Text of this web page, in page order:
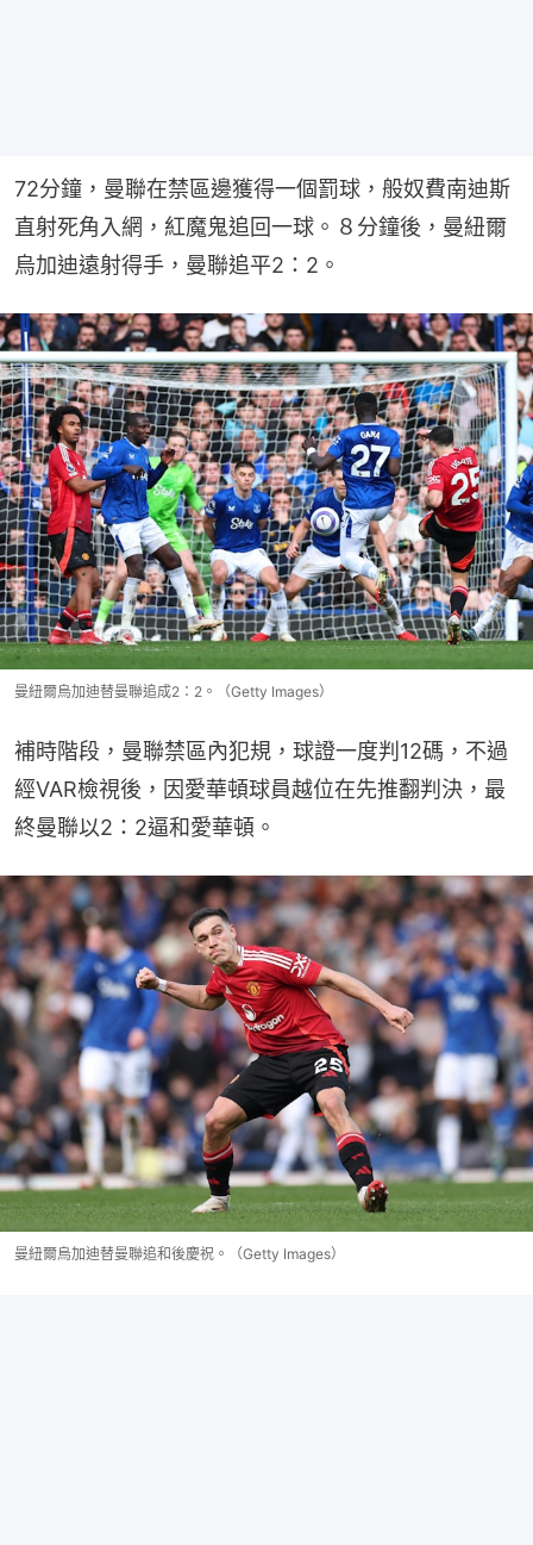
72分鐘，曼聯在禁區邊獲得一個罰球，般奴費南迪斯
直射死角入網，紅魔鬼追回一球。８分鐘後，曼紐爾
烏加迪遠射得手，曼聯追平2：2。
曼紐爾烏加迪替曼聯追成2：2。（Getty Images）
補時階段，曼聯禁區內犯規，球證一度判12碼，不過
經VAR檢視後，因愛華頓球員越位在先推翻判決，最
終曼聯以2：2逼和愛華頓。
曼紐爾烏加迪替曼聯追和後慶祝。（Getty Images）